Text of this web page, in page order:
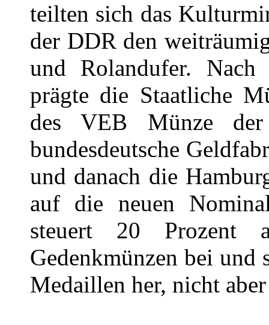
teilten sich das
der DDR den
und Rolandufer. Nach
prägte die Staatliche
des VEB Münze
bundesdeutsche
und danach die
auf die neuen
steuert 20 Prozent
Gedenkmünzen bei und
Medaillen her, nicht